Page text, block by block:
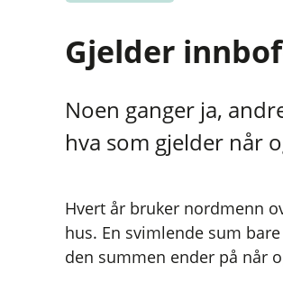
Gjelder
Noen ganger ja,
hva som gjelder når
Hvert år bruker nordmenn
hus. En svimlende sum
den summen ender på når